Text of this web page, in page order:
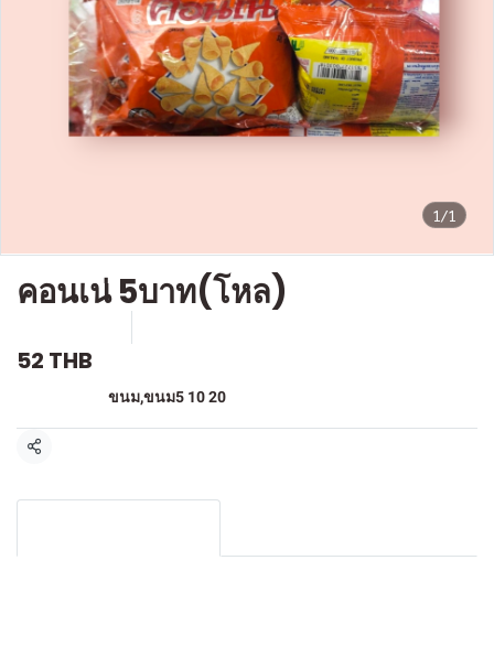
1/1
คอนเน่ 5บาท(โหล)
52 THB
ขนม,ขนม5 10 20
แชร์